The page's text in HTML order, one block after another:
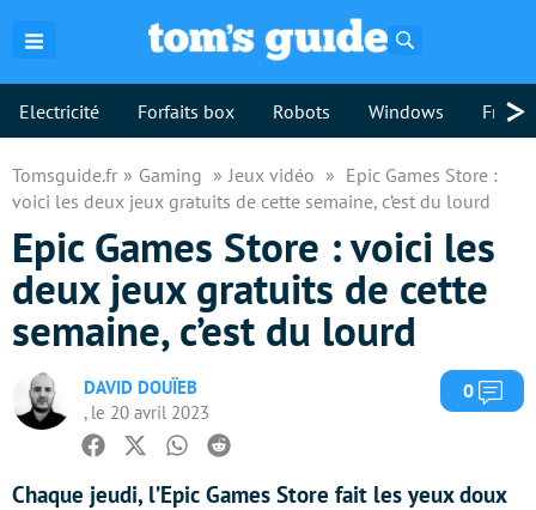
Electricité Forfaits box Robots Windows >
Tomsguide.fr Gaming Jeux vidéo
Epic Games Store :
voici les deux jeux gratuits de cette semaine, c’est du lourd
Epic Games Store : voici les
deux jeux gratuits de cette
semaine, c’est du lourd
DAVID DOUÏEB
, le 20 avril 2023
0
Facebook
TwitterWhatsapp
Reddit
Chaque jeudi, l’Epic Games Store fait les yeux doux